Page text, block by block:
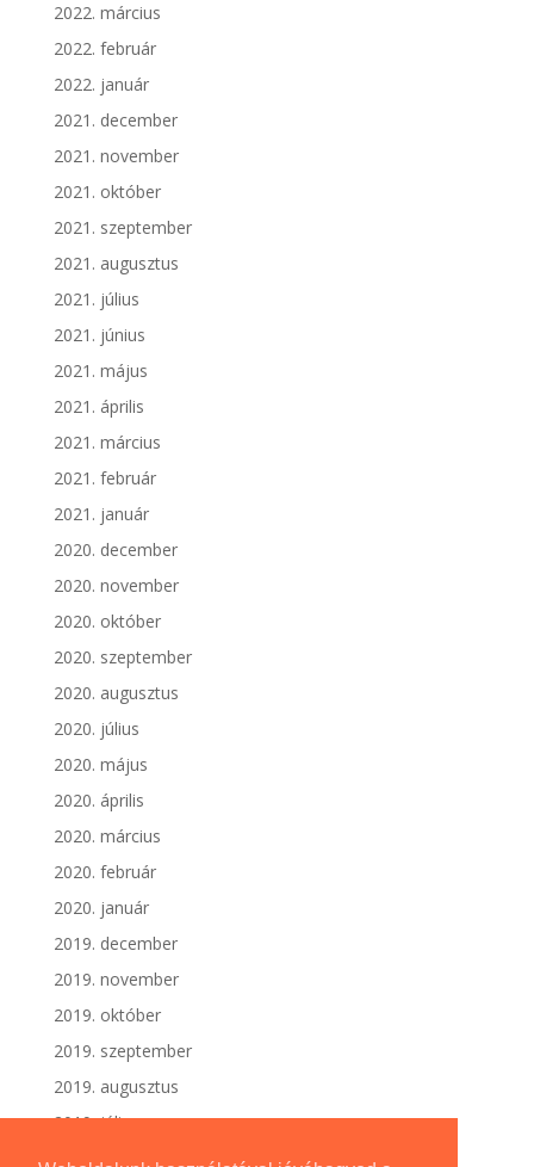
2022. március
2022. február
2022. január
2021. december
2021. november
2021. október
2021. szeptember
2021. augusztus
2021. július
2021. június
2021. május
2021. április
2021. március
2021. február
2021. január
2020. december
2020. november
2020. október
2020. szeptember
2020. augusztus
2020. július
2020. május
2020. április
2020. március
2020. február
2020. január
2019. december
2019. november
2019. október
2019. szeptember
2019. augusztus
2019. július
2019. június